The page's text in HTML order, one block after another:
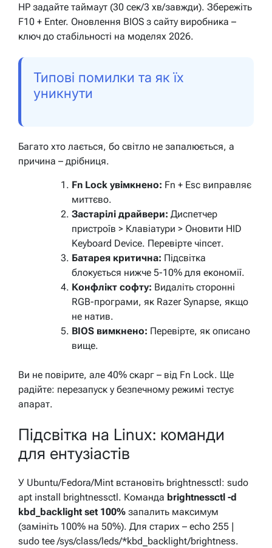
HP задайте таймаут (30 сек/3 хв/завжди). Збережіть
F10 + Enter. Оновлення BIOS з сайту виробника –
ключ до стабільності на моделях 2026.
Типові помилки та як їх
уникнути
Багато хто лається, бо світло не запалюється, а
причина – дрібниця.
Fn Lock увімкнено: Fn + Esc виправляє
миттєво.
Застарілі драйвери: Диспетчер
пристроїв > Клавіатури > Оновити HID
Keyboard Device. Перевірте чіпсет.
Батарея критична: Підсвітка
блокується нижче 5-10% для економії.
Конфлікт софту: Видаліть сторонні
RGB-програми, як Razer Synapse, якщо
не натив.
BIOS вимкнено: Перевірте, як описано
вище.
Ви не повірите, але 40% скарг – від Fn Lock. Ще
радійте: перезапуск у безпечному режимі тестує
апарат.
Підсвітка на Linux: команди
для ентузіастів
У Ubuntu/Fedora/Mint встановіть brightnessctl: sudo
apt install brightnessctl. Команда brightnessctl -d
kbd_backlight set 100% запалить максимум
(замініть 100% на 50%). Для старих – echo 255 |
sudo tee /sys/class/leds/*kbd_backlight/brightness.